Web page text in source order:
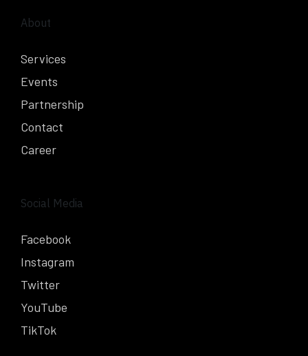
About
Services
Events
Partnership
Contact
Career
Social Media
Facebook
Instagram
Twitter
YouTube
TikTok